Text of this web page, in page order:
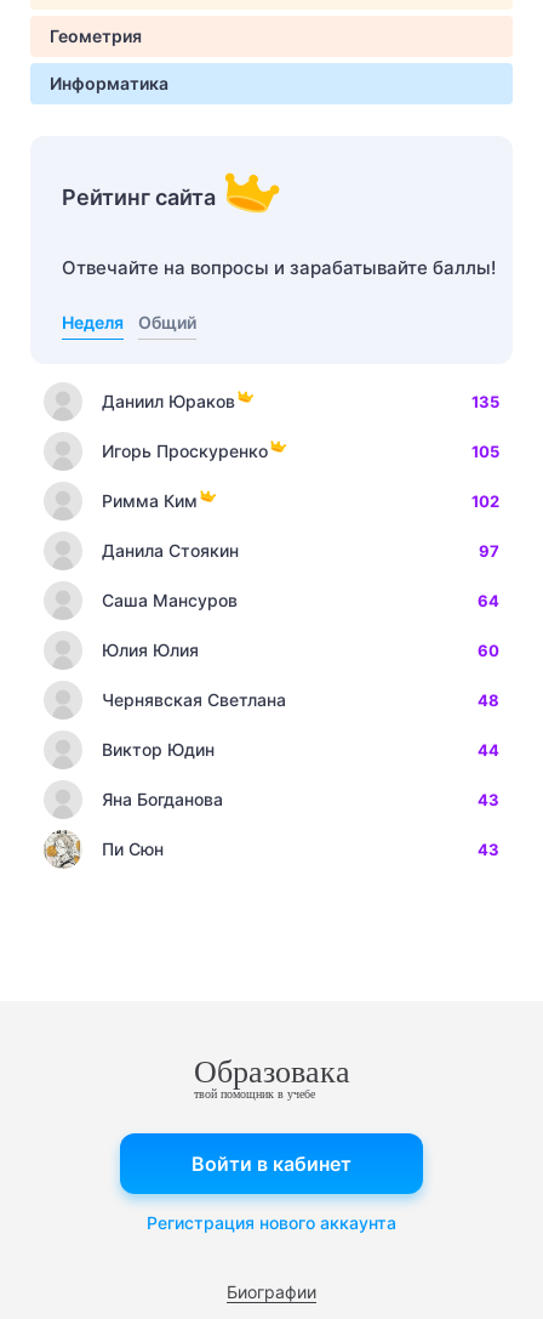
Геометрия
Информатика
Рейтинг сайта
Отвечайте на вопросы и зарабатывайте баллы!
Неделя Общий
Даниил Юраков 135
Игорь Проскуренко 105
Римма Ким 102
Данила Стоякин 97
Саша Мансуров 64
Юлия Юлия 60
Чернявская Светлана 48
Виктор Юдин 44
Яна Богданова 43
Пи Сюн 43
Образовака
твой помощник в учебе
Биографии
Войти в кабинет
Регистрация нового аккаунта